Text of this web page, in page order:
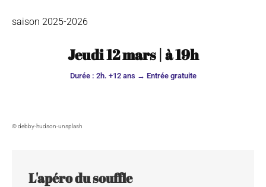
saison 2025-2026
Jeudi 12 mars|à19h
Durée : 2h. +12 ans → Entrée gratuite
© debby-hudson-unsplash
L'apéro du souffle